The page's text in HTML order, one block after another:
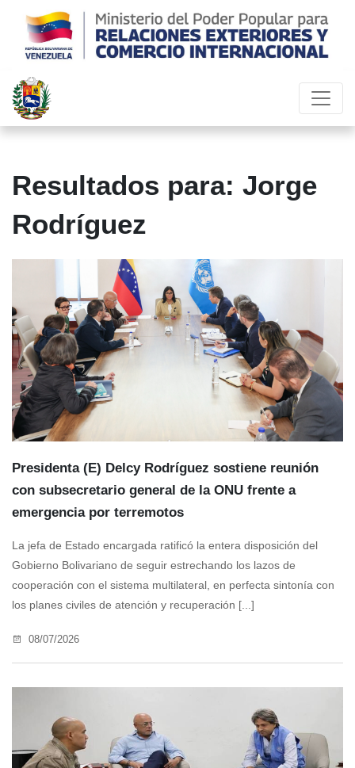
Resultados para: Jorge
Rodríguez
Presidenta (E) Delcy Rodríguez sostiene reunión
con subsecretario general de la ONU frente a
emergencia por terremotos
La jefa de Estado encargada ratificó la entera disposición del
Gobierno Bolivariano de seguir estrechando los lazos de
cooperación con el sistema multilateral, en perfecta sintonía con
los planes civiles de atención y recuperación [...]
08/07/2026